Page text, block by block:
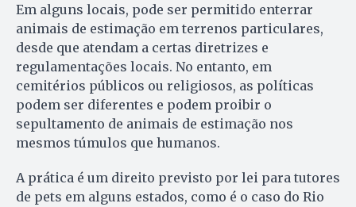
Em alguns locais, pode ser permitido enterrar
animais de estimação em terrenos particulares,
desde que atendam a certas diretrizes e
regulamentações locais. No entanto, em
cemitérios públicos ou religiosos, as políticas
podem ser diferentes e podem proibir o
sepultamento de animais de estimação nos
mesmos túmulos que humanos.
A prática é um direito previsto por lei para tutores
de pets em alguns estados, como é o caso do Rio